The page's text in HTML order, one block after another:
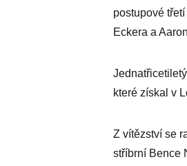
postupové
Eckera a
které získal v
Z vítězství se
stříbrní Bence